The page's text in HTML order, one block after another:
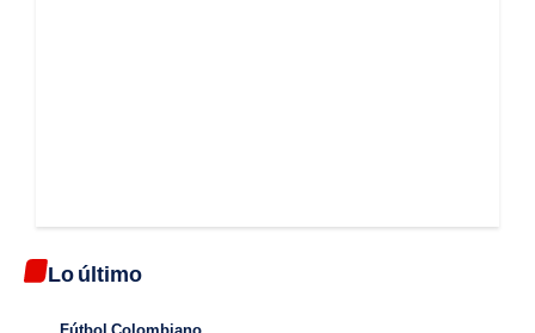
Lo último